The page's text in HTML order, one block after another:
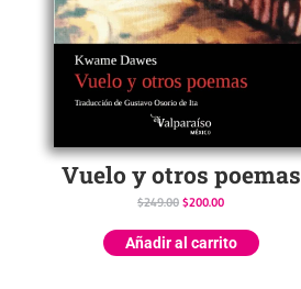
Vuelo y otros poemas
$249.00 $200.00
Añadir al carrito